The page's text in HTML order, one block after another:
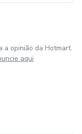
a opinião da Hotmart.
aqui